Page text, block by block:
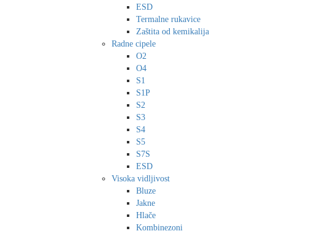
ESD
Termalne rukavice
Zaštita od kemikalija
Radne cipele
O2
O4
S1
S1P
S2
S3
S4
S5
S7S
ESD
Visoka vidljivost
Bluze
Jakne
Hlače
Kombinezoni